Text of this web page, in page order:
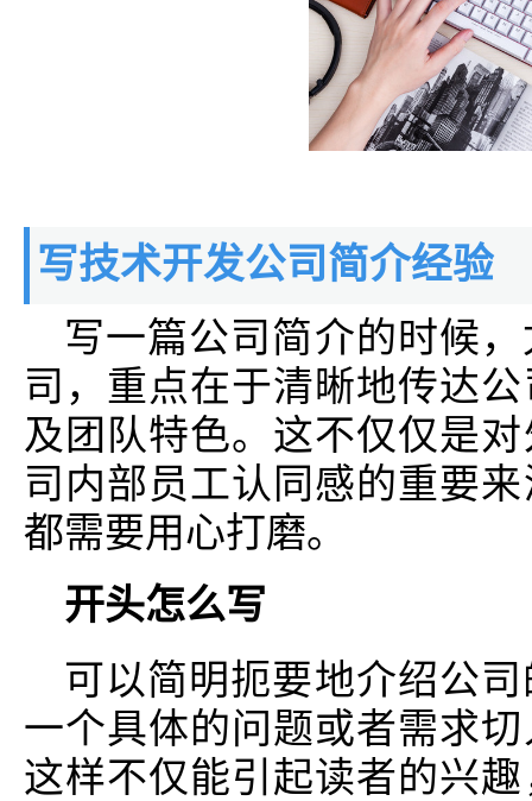
写技术开发公司简介经验
写一篇公司简介的时候
司，重点在于清晰地传达
及团队特色。这不仅仅是
司内部员工认同感的重要
都需要用心打磨。
开头怎么写
可以简明扼要地介绍公
一个具体的问题或者需求
这样不仅能引起读者的兴